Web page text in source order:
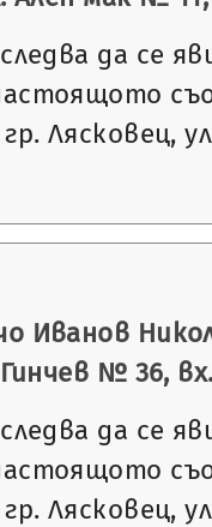
да се
Лясковец,
Иванов
№ 36,
да се
Лясковец,